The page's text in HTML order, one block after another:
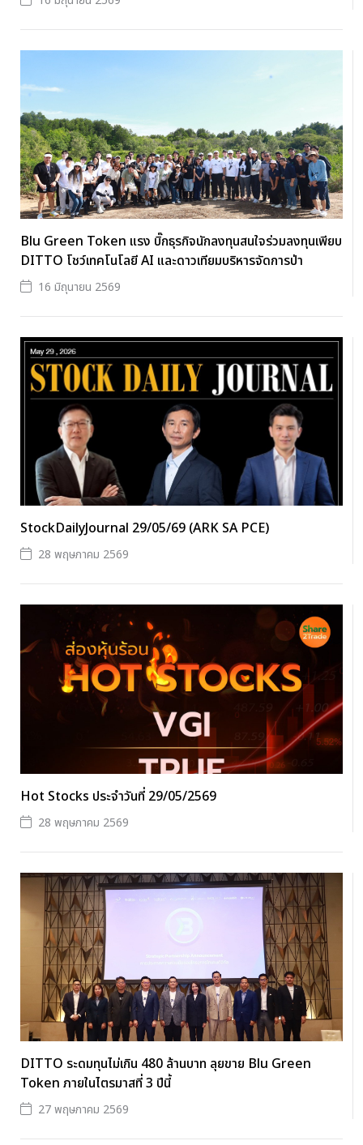
Blu Green Token แรง บิ๊กธุรกิจนักลงทุนสนใจร่วมลงทุนเพียบ
DITTO โชว์เทคโนโลยี AI และดาวเทียมบริหารจัดการป่า
16 มิถุนายน 2569
StockDailyJournal 29/05/69 (ARK SA PCE)
28 พฤษภาคม 2569
Hot Stocks ประจำวันที่ 29/05/2569
28 พฤษภาคม 2569
DITTO ระดมทุนไม่เกิน 480 ล้านบาท ลุยขาย Blu Green
Token ภายในไตรมาสที่ 3 ปีนี้
27 พฤษภาคม 2569